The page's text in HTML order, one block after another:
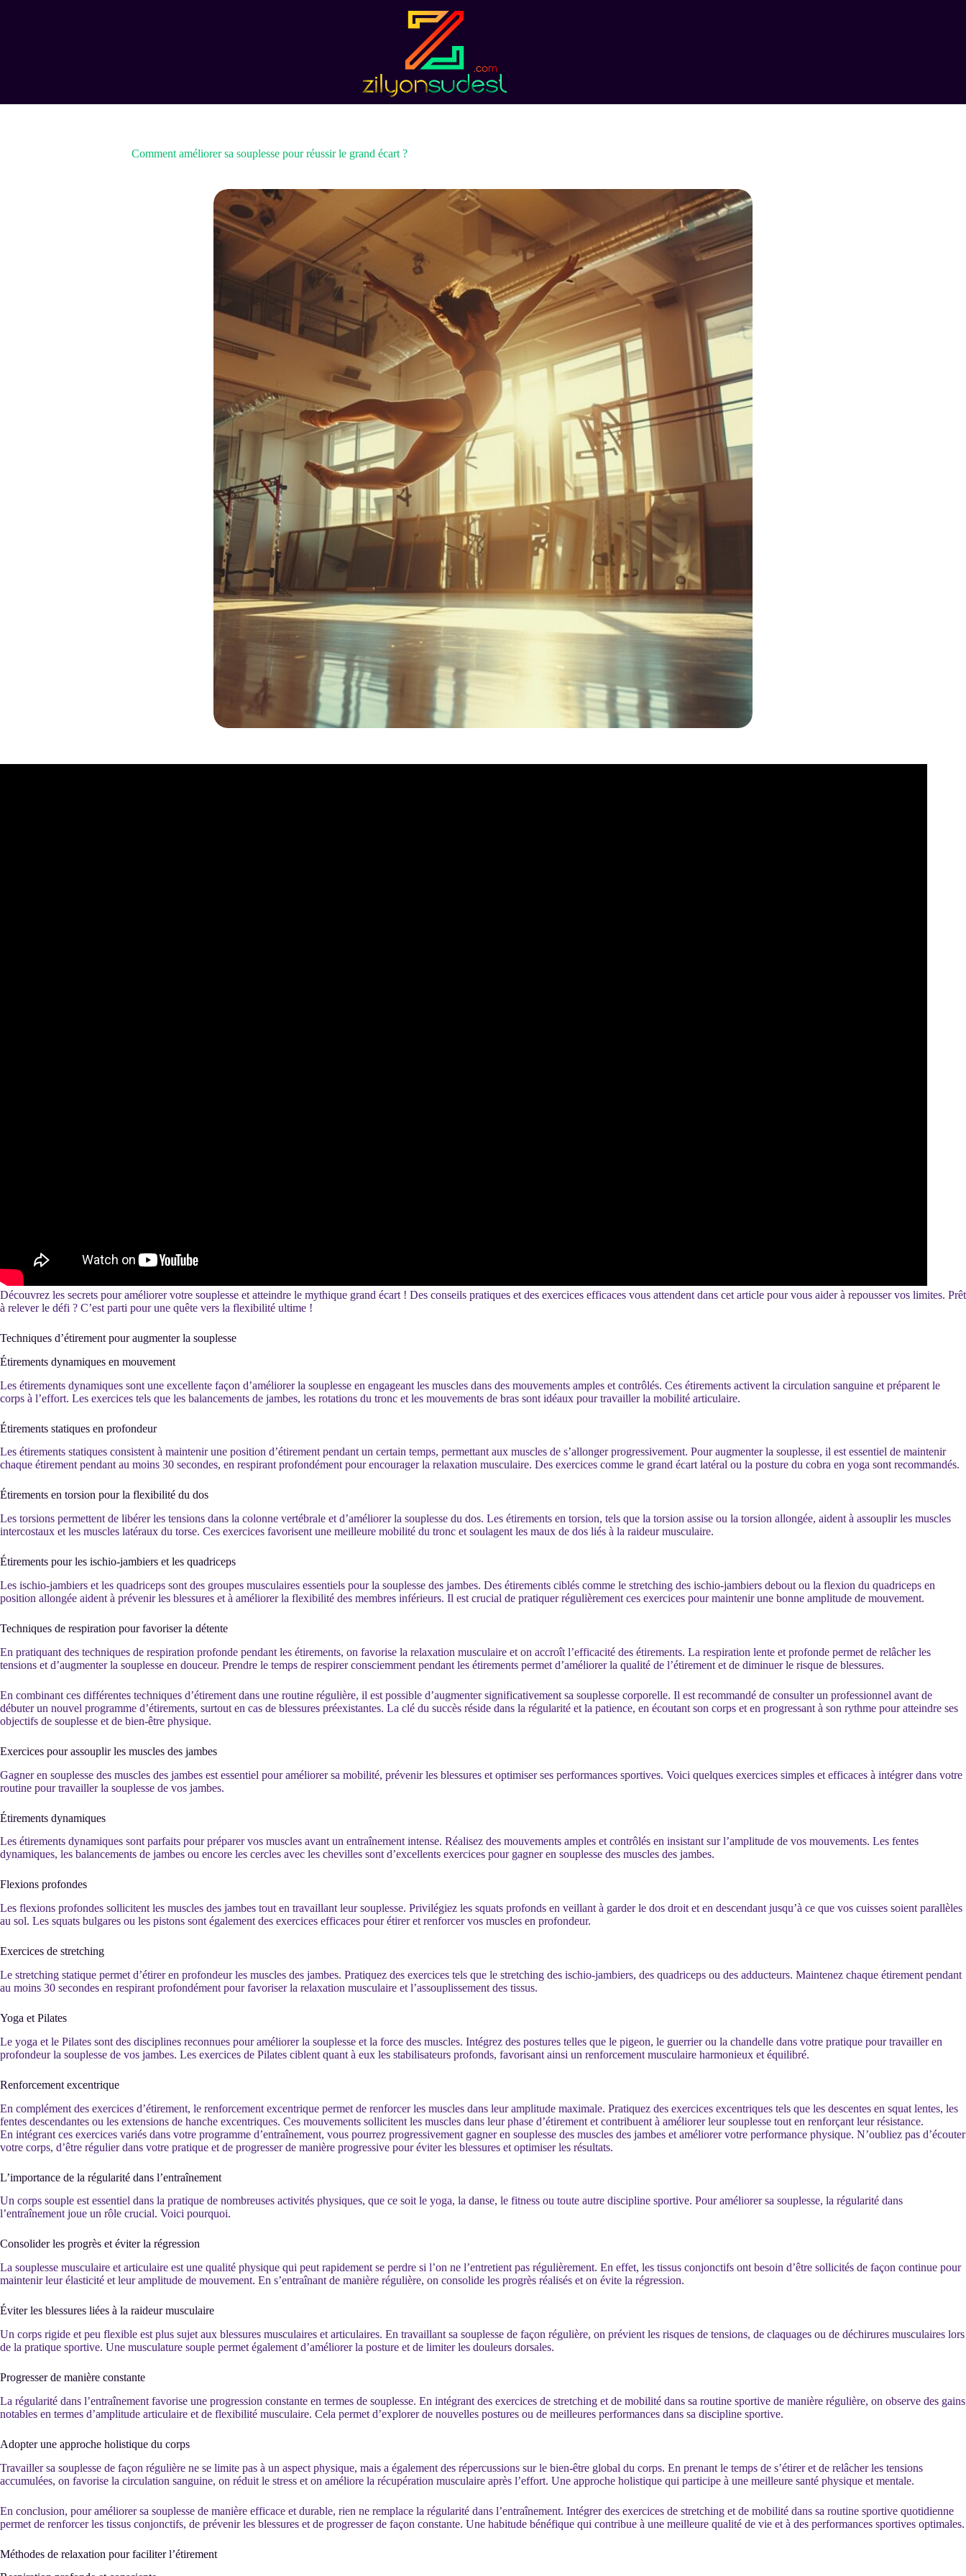
Comment améliorer sa souplesse pour réussir le grand écart ?
Découvrez les secrets pour améliorer votre souplesse et atteindre le mythique grand écart ! Des conseils pratiques et des exercices efficaces vous attendent dans cet article pour vous aider à repousser vos limites. Prêt
à relever le défi ? C’est parti pour une quête vers la flexibilité ultime !
Techniques d’étirement pour augmenter la souplesse
Étirements dynamiques en mouvement
Les étirements dynamiques sont une excellente façon d’améliorer la souplesse en engageant les muscles dans des mouvements amples et contrôlés. Ces étirements activent la circulation sanguine et préparent le
corps à l’effort. Les exercices tels que les balancements de jambes, les rotations du tronc et les mouvements de bras sont idéaux pour travailler la mobilité articulaire.
Étirements statiques en profondeur
Les étirements statiques consistent à maintenir une position d’étirement pendant un certain temps, permettant aux muscles de s’allonger progressivement. Pour augmenter la souplesse, il est essentiel de maintenir
chaque étirement pendant au moins 30 secondes, en respirant profondément pour encourager la relaxation musculaire. Des exercices comme le grand écart latéral ou la posture du cobra en yoga sont recommandés.
Étirements en torsion pour la flexibilité du dos
Les torsions permettent de libérer les tensions dans la colonne vertébrale et d’améliorer la souplesse du dos. Les étirements en torsion, tels que la torsion assise ou la torsion allongée, aident à assouplir les muscles
intercostaux et les muscles latéraux du torse. Ces exercices favorisent une meilleure mobilité du tronc et soulagent les maux de dos liés à la raideur musculaire.
Étirements pour les ischio-jambiers et les quadriceps
Les ischio-jambiers et les quadriceps sont des groupes musculaires essentiels pour la souplesse des jambes. Des étirements ciblés comme le stretching des ischio-jambiers debout ou la flexion du quadriceps en
position allongée aident à prévenir les blessures et à améliorer la flexibilité des membres inférieurs. Il est crucial de pratiquer régulièrement ces exercices pour maintenir une bonne amplitude de mouvement.
Techniques de respiration pour favoriser la détente
En pratiquant des techniques de respiration profonde pendant les étirements, on favorise la relaxation musculaire et on accroît l’efficacité des étirements. La respiration lente et profonde permet de relâcher les
tensions et d’augmenter la souplesse en douceur. Prendre le temps de respirer consciemment pendant les étirements permet d’améliorer la qualité de l’étirement et de diminuer le risque de blessures.
En combinant ces différentes techniques d’étirement dans une routine régulière, il est possible d’augmenter significativement sa souplesse corporelle. Il est recommandé de consulter un professionnel avant de
débuter un nouvel programme d’étirements, surtout en cas de blessures préexistantes. La clé du succès réside dans la régularité et la patience, en écoutant son corps et en progressant à son rythme pour atteindre ses
objectifs de souplesse et de bien-être physique.
Exercices pour assouplir les muscles des jambes
Gagner en souplesse des muscles des jambes est essentiel pour améliorer sa mobilité, prévenir les blessures et optimiser ses performances sportives. Voici quelques exercices simples et efficaces à intégrer dans votre
routine pour travailler la souplesse de vos jambes.
Étirements dynamiques
Les étirements dynamiques sont parfaits pour préparer vos muscles avant un entraînement intense. Réalisez des mouvements amples et contrôlés en insistant sur l’amplitude de vos mouvements. Les fentes
dynamiques, les balancements de jambes ou encore les cercles avec les chevilles sont d’excellents exercices pour gagner en souplesse des muscles des jambes.
Flexions profondes
Les flexions profondes sollicitent les muscles des jambes tout en travaillant leur souplesse. Privilégiez les squats profonds en veillant à garder le dos droit et en descendant jusqu’à ce que vos cuisses soient parallèles
au sol. Les squats bulgares ou les pistons sont également des exercices efficaces pour étirer et renforcer vos muscles en profondeur.
Exercices de stretching
Le stretching statique permet d’étirer en profondeur les muscles des jambes. Pratiquez des exercices tels que le stretching des ischio-jambiers, des quadriceps ou des adducteurs. Maintenez chaque étirement pendant
au moins 30 secondes en respirant profondément pour favoriser la relaxation musculaire et l’assouplissement des tissus.
Yoga et Pilates
Le yoga et le Pilates sont des disciplines reconnues pour améliorer la souplesse et la force des muscles. Intégrez des postures telles que le pigeon, le guerrier ou la chandelle dans votre pratique pour travailler en
profondeur la souplesse de vos jambes. Les exercices de Pilates ciblent quant à eux les stabilisateurs profonds, favorisant ainsi un renforcement musculaire harmonieux et équilibré.
Renforcement excentrique
En complément des exercices d’étirement, le renforcement excentrique permet de renforcer les muscles dans leur amplitude maximale. Pratiquez des exercices excentriques tels que les descentes en squat lentes, les
fentes descendantes ou les extensions de hanche excentriques. Ces mouvements sollicitent les muscles dans leur phase d’étirement et contribuent à améliorer leur souplesse tout en renforçant leur résistance.
En intégrant ces exercices variés dans votre programme d’entraînement, vous pourrez progressivement gagner en souplesse des muscles des jambes et améliorer votre performance physique. N’oubliez pas d’écouter
votre corps, d’être régulier dans votre pratique et de progresser de manière progressive pour éviter les blessures et optimiser les résultats.
L’importance de la régularité dans l’entraînement
Un corps souple est essentiel dans la pratique de nombreuses activités physiques, que ce soit le yoga, la danse, le fitness ou toute autre discipline sportive. Pour améliorer sa souplesse, la régularité dans
l’entraînement joue un rôle crucial. Voici pourquoi.
Consolider les progrès et éviter la régression
La souplesse musculaire et articulaire est une qualité physique qui peut rapidement se perdre si l’on ne l’entretient pas régulièrement. En effet, les tissus conjonctifs ont besoin d’être sollicités de façon continue pour
maintenir leur élasticité et leur amplitude de mouvement. En s’entraînant de manière régulière, on consolide les progrès réalisés et on évite la régression.
Éviter les blessures liées à la raideur musculaire
Un corps rigide et peu flexible est plus sujet aux blessures musculaires et articulaires. En travaillant sa souplesse de façon régulière, on prévient les risques de tensions, de claquages ou de déchirures musculaires lors
de la pratique sportive. Une musculature souple permet également d’améliorer la posture et de limiter les douleurs dorsales.
Progresser de manière constante
La régularité dans l’entraînement favorise une progression constante en termes de souplesse. En intégrant des exercices de stretching et de mobilité dans sa routine sportive de manière régulière, on observe des gains
notables en termes d’amplitude articulaire et de flexibilité musculaire. Cela permet d’explorer de nouvelles postures ou de meilleures performances dans sa discipline sportive.
Adopter une approche holistique du corps
Travailler sa souplesse de façon régulière ne se limite pas à un aspect physique, mais a également des répercussions sur le bien-être global du corps. En prenant le temps de s’étirer et de relâcher les tensions
accumulées, on favorise la circulation sanguine, on réduit le stress et on améliore la récupération musculaire après l’effort. Une approche holistique qui participe à une meilleure santé physique et mentale.
En conclusion, pour améliorer sa souplesse de manière efficace et durable, rien ne remplace la régularité dans l’entraînement. Intégrer des exercices de stretching et de mobilité dans sa routine sportive quotidienne
permet de renforcer les tissus conjonctifs, de prévenir les blessures et de progresser de façon constante. Une habitude bénéfique qui contribue à une meilleure qualité de vie et à des performances sportives optimales.
Méthodes de relaxation pour faciliter l’étirement